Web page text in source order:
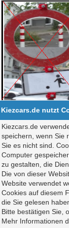
Kiezcars.de nutzt
Kiezcars.de
speichern, wenn Sie
Sie es nicht sind.
Computer
zu gestalten, die
Die von dieser
Website verwendet
Cookies auf diesem
die Sie gelesen
Bitte bestätigen Sie,
Mehr Informationen